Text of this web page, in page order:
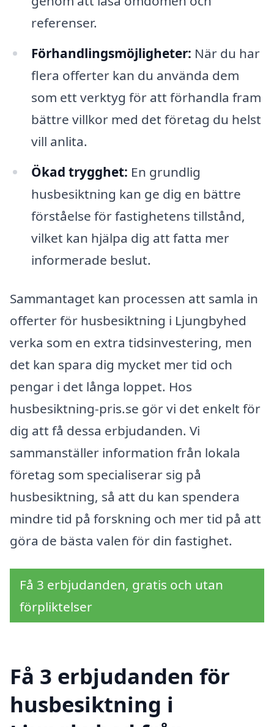
referenser.
Förhandlingsmöjligheter: När du har
flera offerter kan du använda dem
som ett verktyg för att förhandla fram
bättre villkor med det företag du helst
vill anlita.
Ökad trygghet: En grundlig
husbesiktning kan ge dig en bättre
förståelse för fastighetens tillstånd,
vilket kan hjälpa dig att fatta mer
informerade beslut.
Sammantaget kan processen att samla in
offerter för husbesiktning i Ljungbyhed
verka som en extra tidsinvestering, men
det kan spara dig mycket mer tid och
pengar i det långa loppet. Hos
husbesiktning-pris.se gör vi det enkelt för
dig att få dessa erbjudanden. Vi
sammanställer information från lokala
företag som specialiserar sig på
husbesiktning, så att du kan spendera
mindre tid på forskning och mer tid på att
göra de bästa valen för din fastighet.
Få 3 erbjudanden, gratis och utan
förpliktelser
Få 3 erbjudanden för
husbesiktning i